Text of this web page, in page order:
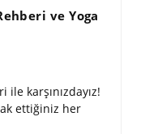
ve Yoga
karşınızdayız!
ettiğiniz her